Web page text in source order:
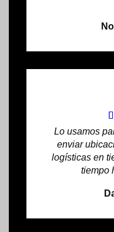
Lo usamos
enviar
logísticas en
tiempo